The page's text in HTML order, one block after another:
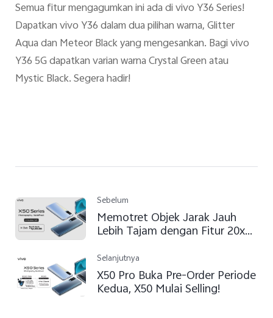
Semua fitur mengagumkan ini ada di vivo Y36 Series!
Dapatkan vivo Y36 dalam dua pilihan warna, Glitter
Aqua dan Meteor Black yang mengesankan. Bagi vivo
Y36 5G dapatkan varian warna Crystal Green atau
Mystic Black. Segera hadir!
Sebelum
Memotret Objek Jarak Jauh
Lebih Tajam dengan Fitur 20x
Selanjutnya
X50 Pro Buka Pre-Order Periode
Kedua, X50 Mulai Selling!